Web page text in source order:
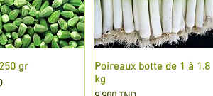
rapide
gr Aperçu rapide
Poireaux botte de 1 à 1.8
kg